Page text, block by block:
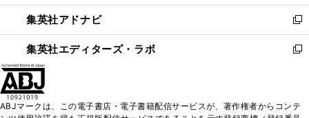
開
く
ウ
で
開
く
ン
ド
ウ
で
ウ
ィ
ン
ド
く
集英社アドナビ
新
し
い
ド
集英社エディターズ・ラボ
新
ィ
ABJマークは、この電子書店・電子書籍配信サービスが、著作権者からコンテ